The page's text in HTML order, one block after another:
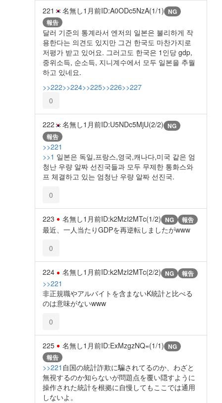
221 名無し1月前ID:A0ODc5NzA(1/1) NG
報告
달러 기준의 통계라서 엔저의 일본은 불리하게 작
용한다는 의견도 있지만 그건 한국도 마찬가지로
저평가 받고 있어요. 그러고도 한국은 1인당 gdp,
중위소득, 순소득, 지니계수에서 모두 일본을 추월
하고 있네요.
>>222>>224>>225>>226>>227
0
222 名無し1月前ID:U5NDc5MjU(2/2) NG
報告
>>221
>>1 일본은 독일,프랑스,영국,캐나다,미국 같은 엄
청난 우량 알짜 선진국들과 모두 무제한 통화스와
프 체결하고 있는 엄청난 우량 알짜 선진국.
0
223 名無し1月前ID:k2MzI2MTc(1/2) NG 報告
最近、一人当たりGDPを再逆転しましたがwww
0
224 名無し1月前ID:k2MzI2MTc(2/2) NG 報告
>>221
非正規職やアルバイトを含まないK統計と比べる
のは意味がないwww
0
225 名無し1月前ID:ExMzgzNQ=(1/1) NG
報告
>>221 自国の統計詐欺に騙されてるのか、わざと
無視するのか知らないが問題点を覆い隠すように
操作された統計を根拠に自慢してもここでは通用
しないよ。